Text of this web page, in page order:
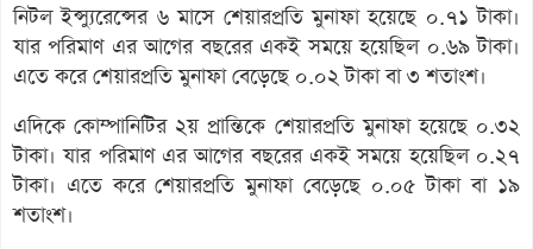
নিটল ইন্স্যুরেন্সের ৬ মাসে শেয়ারপ্রতি মুনাফা হয়েছে ০.৭১ টাকা।
যার পরিমাণ এর আগের বছরের একই সময়ে হয়েছিল ০.৬৯ টাকা।
এতে করে শেয়ারপ্রতি মুনাফা বেড়েছে ০.০২ টাকা বা ৩ শতাংশ।
এদিকে কোম্পানিটির ২য় প্রান্তিকে শেয়ারপ্রতি মুনাফা হয়েছে ০.৩২
টাকা। যার পরিমাণ এর আগের বছরের একই সময়ে হয়েছিল ০.২৭
টাকা। এতে করে শেয়ারপ্রতি মুনাফা বেড়েছে ০.০৫ টাকা বা ১৯
শতাংশ।